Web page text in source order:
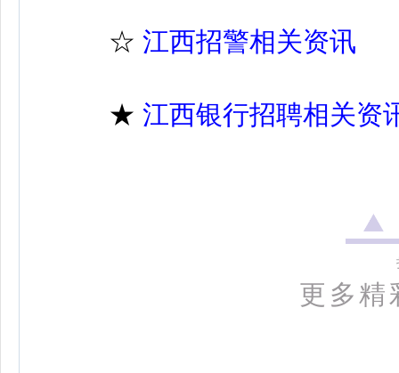
☆ 江西招警相关资讯
★ 江西银行招聘相关资
更多精